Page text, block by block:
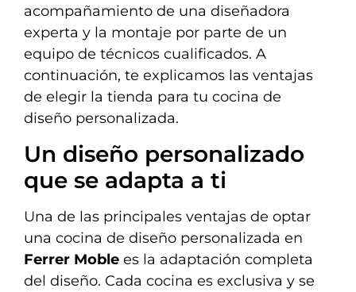
acompañamiento de una diseñadora
experta y la montaje por parte de un
equipo de técnicos cualificados. A
continuación, te explicamos las ventajas
de elegir la tienda para tu cocina de
diseño personalizada.
Un diseño personalizado
que se adapta a ti
Una de las principales ventajas de optar
una cocina de diseño personalizada en
Ferrer Moble es la adaptación completa
del diseño. Cada cocina es exclusiva y se